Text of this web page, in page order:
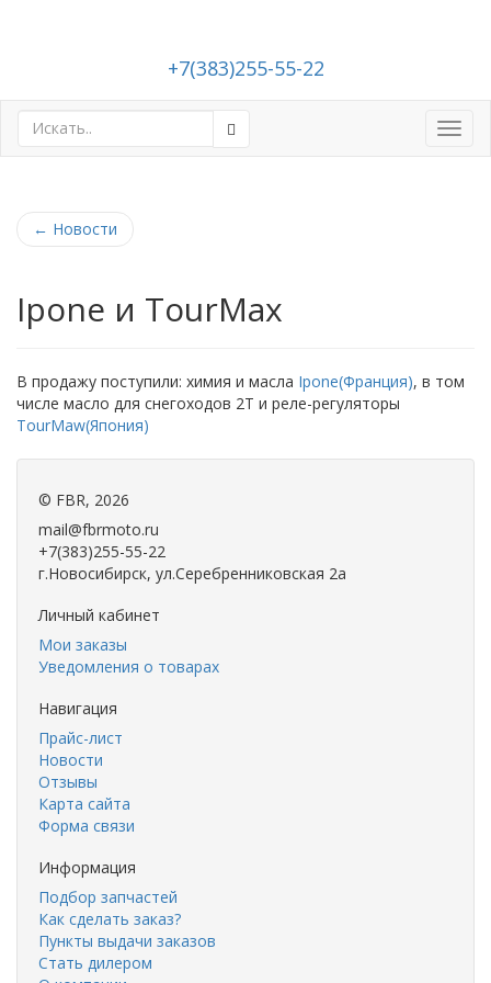
+7(383)255-55-22
← Новости
Ipone и TourMax
В продажу поступили: химия и масла Ipone(Франция), в том
числе масло для снегоходов 2Т и реле-регуляторы
TourMaw(Япония)
© FBR, 2026
mail@fbrmoto.ru
+7(383)255-55-22
г.Новосибирск, ул.Серебренниковская 2а
Личный кабинет
Мои заказы
Уведомления о товарах
Навигация
Прайс-лист
Новости
Отзывы
Карта сайта
Форма связи
Информация
Подбор запчастей
Как сделать заказ?
Пункты выдачи заказов
Стать дилером